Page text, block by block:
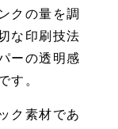
クの量を調
な印刷技法
ーの透明感
す。
ク素材であ